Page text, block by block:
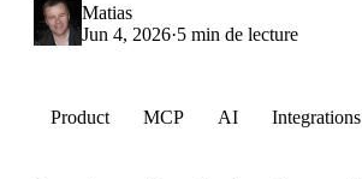
Matias
Jun 4, 2026·5 min de lecture
Product MCP AI Integrations